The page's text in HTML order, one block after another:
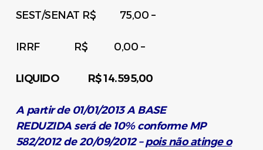
SEST/SENAT R$ 75,00 –
IRRF R$ 0,00 –
LIQUIDO R$ 14.595,00
A partir de 01/01/2013 A BASE
REDUZIDA será de 10% conforme MP
582/2012 de 20/09/2012 –pois não atinge o